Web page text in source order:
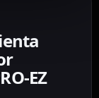
EZ